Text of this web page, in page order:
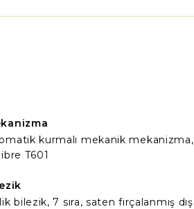
kurmalı mekanik mekanizma,
T601
bilezik, 7 sıra, saten fırçalanmış dış